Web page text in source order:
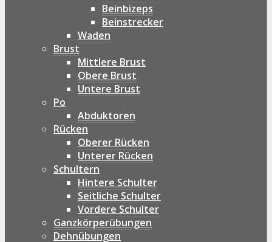
Beinbizeps
Beinstrecker
Waden
Brust
Mittlere Brust
Obere Brust
Untere Brust
Po
Abduktoren
Rücken
Oberer Rücken
Unterer Rücken
Schultern
Hintere Schulter
Seitliche Schulter
Vordere Schulter
Ganzkörperübungen
Dehnübungen